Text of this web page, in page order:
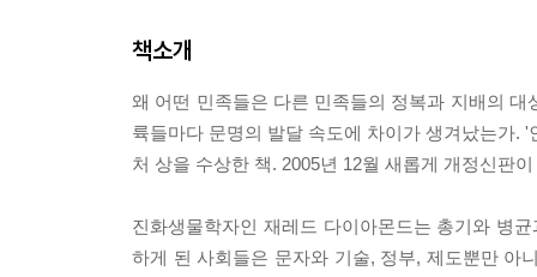
책소개
왜 어떤 민족들은 다른 민족들의 정복과 지배의
륙들마다 문명의 발달 속도에 차이가 생겨났는가.
처 상을 수상한 책. 2005년 12월 새롭게 개정신판
진화생물학자인 재레드 다이아몬드는 총기와 병
하게 된 사회들은 문자와 기술, 정부, 제도뿐만 아